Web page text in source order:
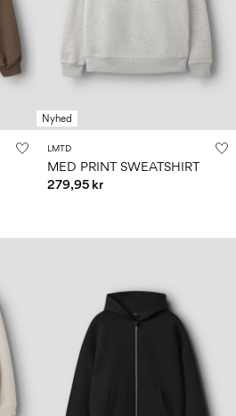
Nyhed
LMTD
MED PRINT SWEATSHIRT
279,95 kr